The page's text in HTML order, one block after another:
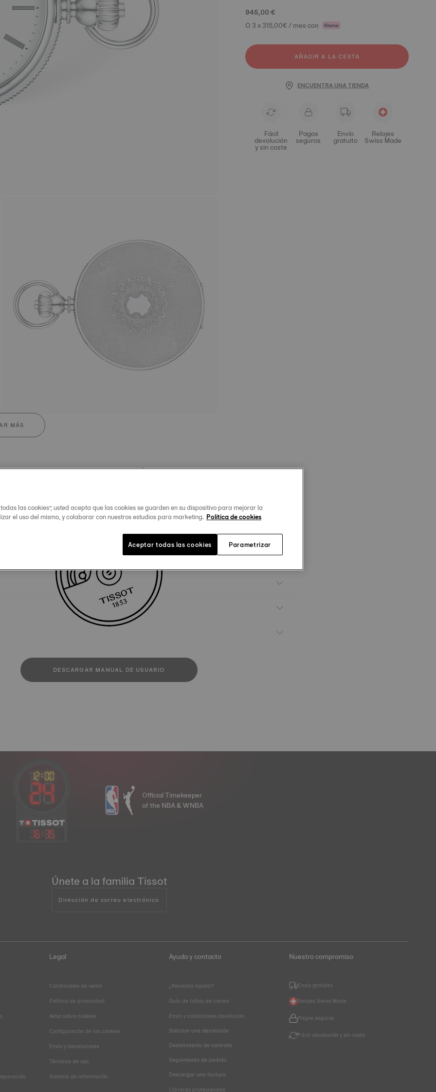
MÁS
945,00 €
O 3 x 315,00€ / mes con
AÑADIR A LA CESTA
ENCUENTRA UNA TIENDA
Fácil
devolución
y sin coste
Pagos
seguros
Envío
gratuito
Relojes
Swiss Made
Especificidades técnicas
DESCARGAR MANUAL DE USUARIO
16: 35
Official Timekeeper
of the NBA & WNBA
Únete a la familia Tissot
Dirección de correo electrónico
Legal
Condiciones de venta
Política de privacidad
Aviso sobre cookies
Configuración de las cookies
Envío y devoluciones
Términos de uso
Sistema de información
Ayuda y contacto
¿Necesita ayuda?
Guía de tallas de correa
Envío y condiciones devolución
Solicitar una devolución
Desistimiento de contrato
Seguimiento de pedido
Descargar una factura
Carreras profesionales
Nuestro compromiso
Envío gratuito
Relojes Swiss Made
Pagos seguros
Fácil devolución y sin coste
las cookies”, usted acepta que las cookies se guarden en su dispositivo para mejorar la
el uso del mismo, y colaborar con nuestros estudios para marketing. Política de cookies
Parametrizar
Aceptar todas las cookies